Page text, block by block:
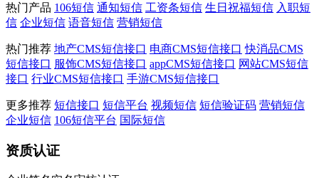
热门产品 106短信 通知短信 工资条短信 生日祝福短信 入职短
信 企业短信 语音短信 营销短信
热门推荐 地产CMS短信接口 电商CMS短信接口 快消品CMS
短信接口 服饰CMS短信接口 appCMS短信接口 网站CMS短信
接口 行业CMS短信接口 手游CMS短信接口
更多推荐 短信接口 短信平台 视频短信 短信验证码 营销短信
企业短信 106短信平台 国际短信
资质认证